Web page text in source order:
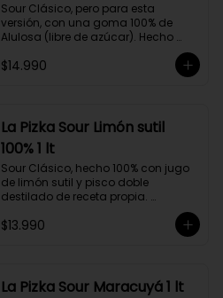
Sour Clásico, pero para esta
versión, con una goma 100% de
Alulosa (libre de azúcar). Hecho
100% con jugo de limón sutil y pisco
doble destilado de receta propia
hecho a partir de uva Moscatel de
corazón del Valle del Elqui.
$14.990
La Pizka Sour Limón sutil
100% 1 lt
Sour Clásico, hecho 100% con jugo
de limón sutil y pisco doble
destilado de receta propia.
Elaborado en el corazón del Valle
del Elqui, hecho a partir de uva
$13.990
La Pizka Sour Maracuyá 1 lt